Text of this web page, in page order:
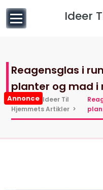
indhold
Ideer
Annonce
Reagensglas i
planter og mad i
Hjem> Ideer Til
Hjemmets Artikler >